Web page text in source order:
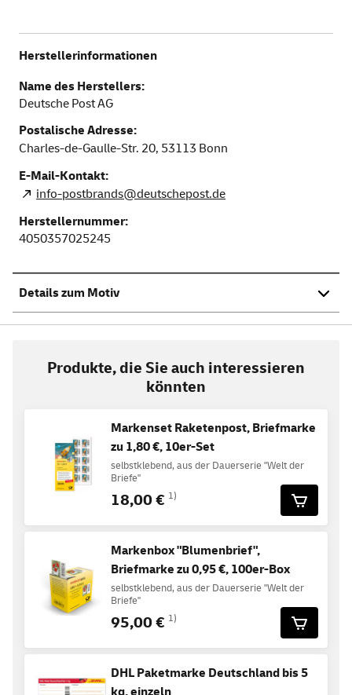
Herstellerinformationen
Name des Herstellers:
Deutsche Post AG
Postalische Adresse:
Charles-de-Gaulle-Str. 20, 53113 Bonn
E-Mail-Kontakt:
info-postbrands@deutschepost.de
Herstellernummer:
4050357025245
Details zum Motiv
Produkte, die Sie auch interessieren
könnten
Markenset Raketenpost, Briefmarke
zu 1,80 €, 10er-Set
selbstklebend, aus der Dauerserie "Welt der
Briefe"
18,00 € 1)
Markenbox "Blumenbrief",
Briefmarke zu 0,95 €, 100er-Box
selbstklebend, aus der Dauerserie "Welt der
Briefe"
95,00 € 1)
DHL Paketmarke Deutschland bis 5